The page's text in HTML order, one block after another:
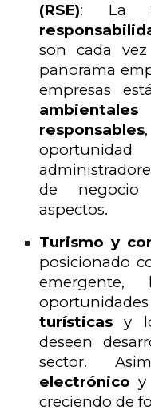
(RSE): La
son cada
panorama
empresas
ambientales
responsables
de negocio
aspectos.
Turismo y
posicionado
turísticas y
deseen
sector.
electrónico y
creciendo de